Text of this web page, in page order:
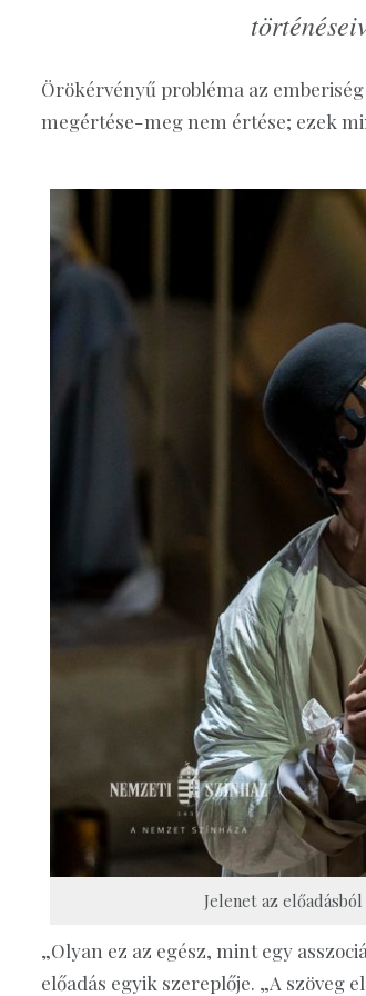
Örökérvényű probléma az
megértése-meg nem értése; ezek
Jelenet az
„Olyan ez az egész, mint egy
előadás egyik szereplője. „A szöveg